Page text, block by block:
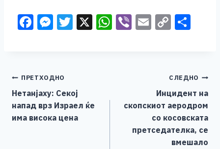
F
b
o
o
M
n
g
er
T X W Vi E C
Li
n
k
Навигација
на
напис
ПРЕТХОДНО
Нетанјаху: Секој
напад врз Израел ќе
има висока цена
СЛЕДНО
Инцидент на
скопскиот аеродром
со косовската
претседателка, се
вмешало